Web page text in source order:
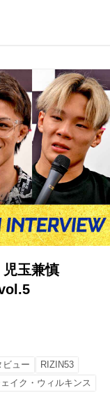
玉兼慎
ビュー
RIZIN53
イク・ウィルキンス